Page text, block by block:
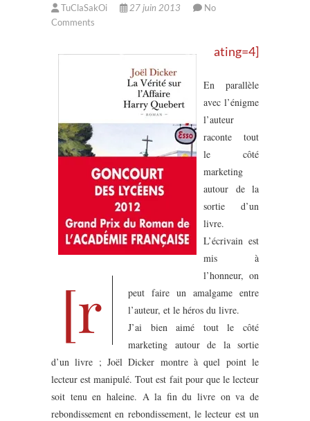
TuClaSakOi 27 juin 2013
No
Comments
[r
ating=4]
En parallèle
avec l’énigme
l’auteur
raconte tout
le côté
marketing
autour de la
sortie d’un
livre.
L’écrivain est
mis à
l’honneur, on
peut faire un amalgame entre
l’auteur, et le héros du livre.
J’ai bien aimé tout le côté
marketing autour de la sortie
d’un livre ; Joël Dicker montre à quel point le
lecteur est manipulé. Tout est fait pour que le lecteur
soit tenu en haleine. A la fin du livre on va de
rebondissement en rebondissement, le lecteur est un